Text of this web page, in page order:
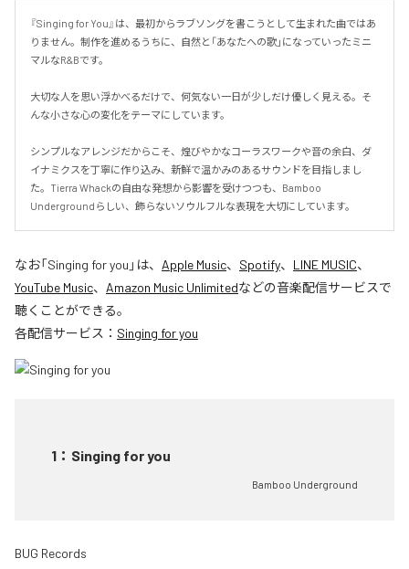
『Singing for You』は、最初からラブソングを書こうとして生まれた曲ではあ
りません。制作を進めるうちに、自然と「あなたへの歌」になっていったミニ
マルなR&Bです。
大切な人を思い浮かべるだけで、何気ない一日が少しだけ優しく見える。そ
んな小さな心の変化をテーマにしています。
シンプルなアレンジだからこそ、煌びやかなコーラスワークや音の余白、ダ
イナミクスを丁寧に作り込み、新鮮で温かみのあるサウンドを目指しまし
た。Tierra Whackの自由な発想から影響を受けつつも、Bamboo
Undergroundらしい、飾らないソウルフルな表現を大切にしています。
なお「Singing for you 」は、 Apple Music、 Spotify、 LINE MUSIC、
YouTube Music、 Amazon Music Unlimitedなどの音楽配信サービスで
聴くことができる。
各配信サービス： Singing for you
1 ： Singing for you
Bamboo Underground
BUG Records